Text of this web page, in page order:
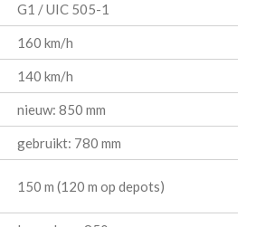
G1 / UIC 505-1
160 km/h
140 km/h
nieuw: 850 mm
gebruikt: 780 mm
150 m (120 m op depots)